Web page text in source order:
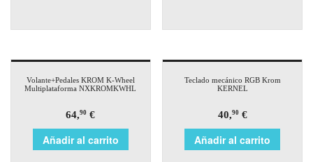
Volante+Pedales KROM K-Wheel
Multiplataforma NXKROMKWHL
64,90 €
Añadir al carrito
Teclado mecánico RGB Krom
KERNEL
40,90€
Añadir al carrito